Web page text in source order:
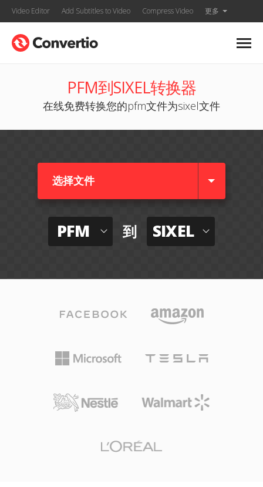
Video Editor Add Subtitles to Video Compress Video 更多
PFM到SIXEL转换器
在线免费转换您的pfm文件为sixel文件
选择文件
PFM 到 SIXEL